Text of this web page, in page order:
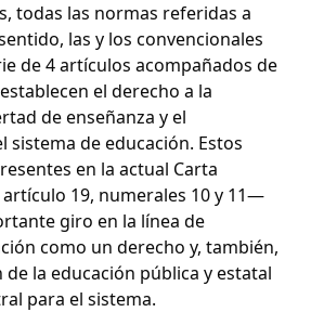
todas las normas referidas a
las y los convencionales
de 4 artículos acompañados de
el derecho a la
de enseñanza y el
de educación. Estos
en la actual Carta
19, numerales 10 y 11—
giro en la línea de
como un derecho y, también,
la educación pública y estatal
para el sistema.